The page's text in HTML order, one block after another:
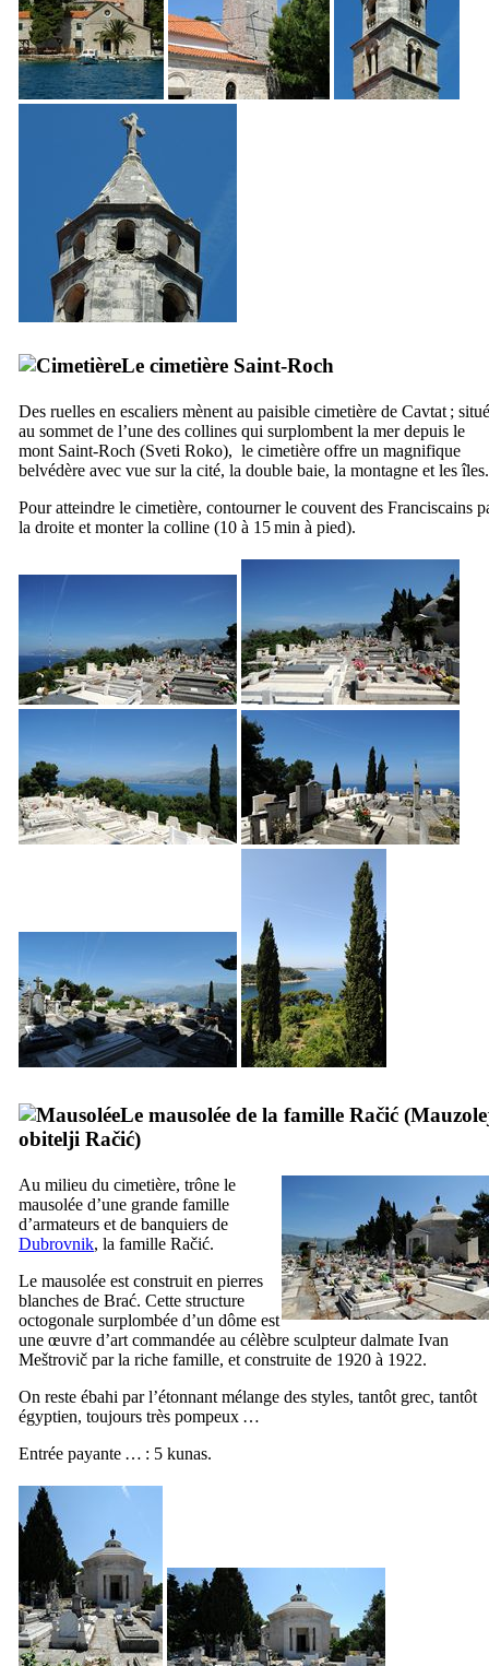
Le cimetière Saint-Roch
Des ruelles en escaliers mènent au paisible cimetière de Cavtat ; situé
au sommet de l’une des collines qui surplombent la mer depuis le
mont Saint-Roch (Sveti Roko), le cimetière offre un magnifique
belvédère avec vue sur la cité, la double baie, la montagne et les îles.
Pour atteindre le cimetière, contourner le couvent des Franciscains
la droite et monter la colline (10 à 15 min à pied).
Le mausolée de la famille Račić (
obitelji Račić)
Au milieu du cimetière, trône le
mausolée d’une grande famille
d’armateurs et de banquiers de
Dubrovnik, la famille Račić.
Le mausolée est construit en pierres
blanches de Brać. Cette structure
octogonale surplombée d’un dôme est
une œuvre d’art commandée au célèbre sculpteur dalmate Ivan
Meštrovič par la riche famille, et construite de 1920 à 1922.
On reste ébahi par l’étonnant mélange des styles, tantôt grec, tantôt
égyptien, toujours très pompeux …
Entrée payante … : 5 kunas.